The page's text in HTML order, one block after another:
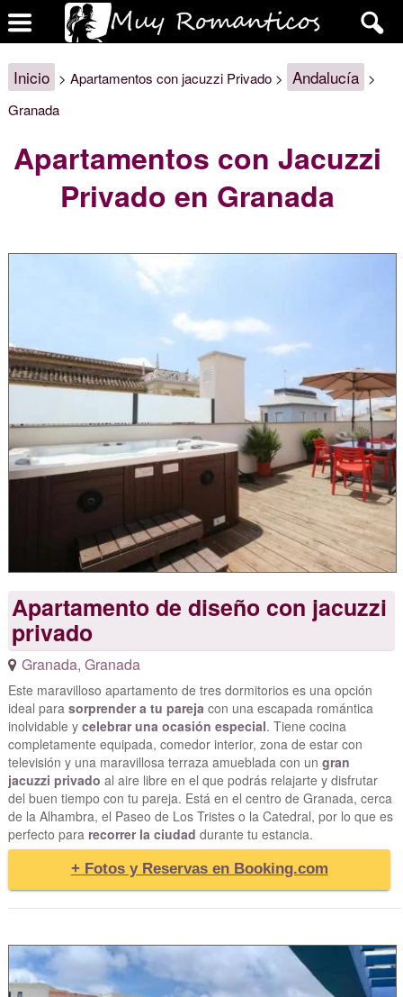
Inicio > Apartamentos con jacuzzi Privado > Andalucía >
Granada
Apartamentos con Jacuzzi
Privado en Granada
Apartamento de diseño con jacuzzi
privado
Granada, Granada
Este maravilloso apartamento de tres dormitorios es una opción
ideal para sorprender a tu pareja con una escapada romántica
inolvidable y celebrar una ocasión especial. Tiene cocina
completamente equipada, comedor interior, zona de estar con
televisión y una maravillosa terraza amueblada con un gran
jacuzzi privado al aire libre en el que podrás relajarte y disfrutar
del buen tiempo con tu pareja. Está en el centro de Granada, cerca
de la Alhambra, el Paseo de Los Tristes o la Catedral, por lo que es
perfecto para recorrer la ciudad durante tu estancia.
+ Fotos y Reservas en Booking.com